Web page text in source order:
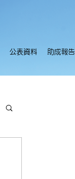
公表資料 助成報告